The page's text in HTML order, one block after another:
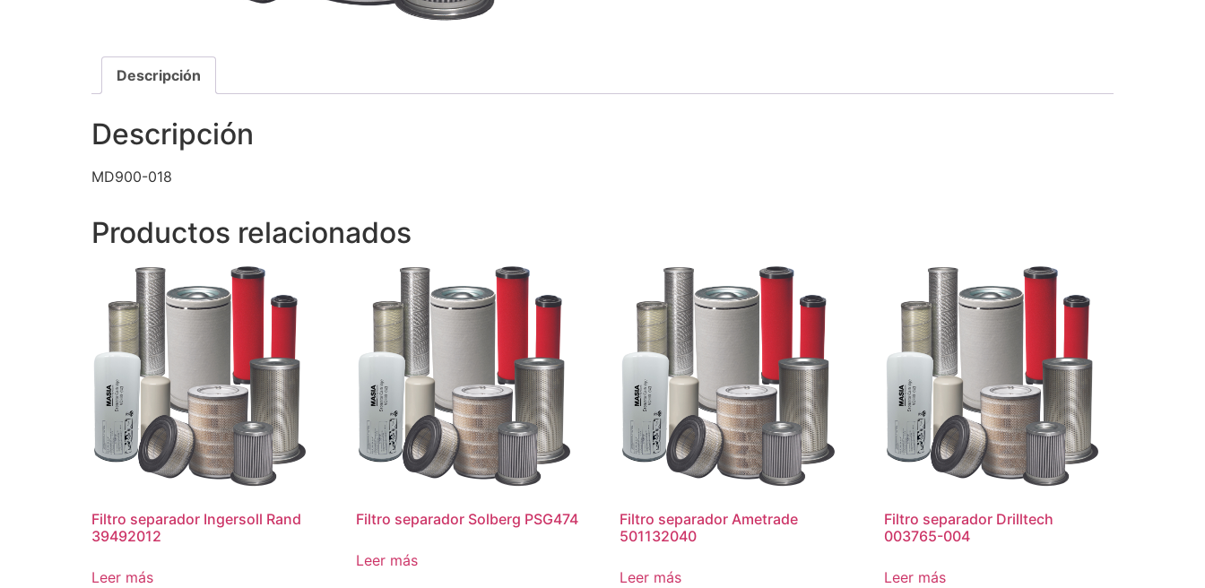
Descripción
Descripción
MD900-018
Productos relacionados
Filtro separador Ingersoll Rand
39492012
Leer más
Filtro separador Solberg PSG474
Leer más
Filtro separador Ametrade
501132040
Leer más
Filtro separador Drilltech
003765-004
Leer más